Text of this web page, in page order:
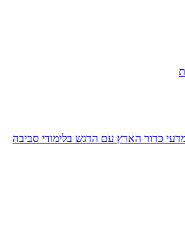
כדור הארץ עם הדגש בלימודי סביבה